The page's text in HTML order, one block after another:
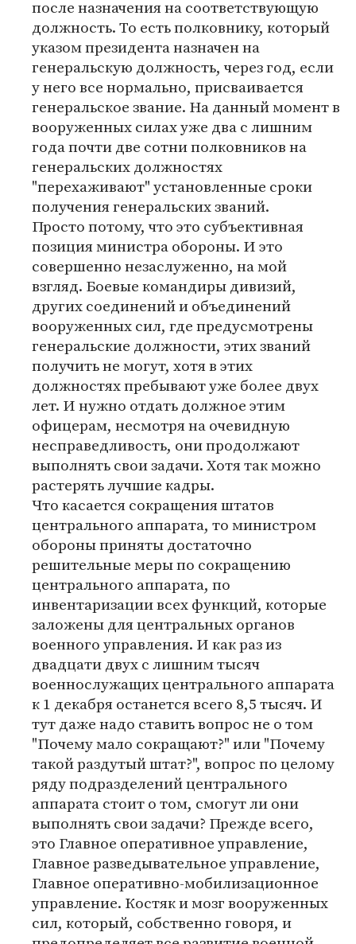
после назначения на соответствующую
должность. То есть полковнику, который
указом президента назначен на
генеральскую должность, через год, если
у него все нормально, присваивается
генеральское звание. На данный момент в
вооруженных силах уже два с лишним
года почти две сотни полковников на
генеральских должностях
"перехаживают" установленные сроки
получения генеральских званий.
Просто потому, что это субъективная
позиция министра обороны. И это
совершенно незаслуженно, на мой
взгляд. Боевые командиры дивизий,
других соединений и объединений
вооруженных сил, где предусмотрены
генеральские должности, этих званий
получить не могут, хотя в этих
должностях пребывают уже более двух
лет. И нужно отдать должное этим
офицерам, несмотря на очевидную
несправедливость, они продолжают
выполнять свои задачи. Хотя так можно
растерять лучшие кадры.
Что касается сокращения штатов
центрального аппарата, то министром
обороны приняты достаточно
решительные меры по сокращению
центрального аппарата, по
инвентаризации всех функций, которые
заложены для центральных органов
военного управления. И как раз из
двадцати двух с лишним тысяч
военнослужащих центрального аппарата
к 1 декабря останется всего 8,5 тысяч. И
тут даже надо ставить вопрос не о том
"Почему мало сокращают?" или "Почему
такой раздутый штат?", вопрос по целому
ряду подразделений центрального
аппарата стоит о том, смогут ли они
выполнять свои задачи? Прежде всего,
это Главное оперативное управление,
Главное разведывательное управление,
Главное оперативно-мобилизационное
управление. Костяк и мозг вооруженных
сил, который, собственно говоря, и